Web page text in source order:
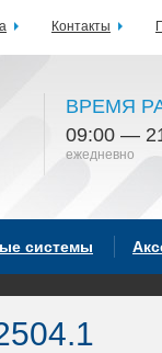
ВРЕМЯ
09:00 —
ежедневно
системы
Контакты